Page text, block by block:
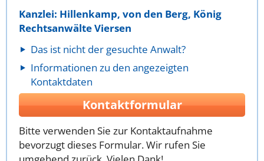
Kanzlei: Hillenkamp, von den Berg, König
Rechtsanwälte Viersen
Das ist nicht der gesuchte Anwalt?
Informationen zu den angezeigten
Kontaktdaten
Kontaktformular
Bitte verwenden Sie zur Kontaktaufnahme
bevorzugt dieses Formular. Wir rufen Sie